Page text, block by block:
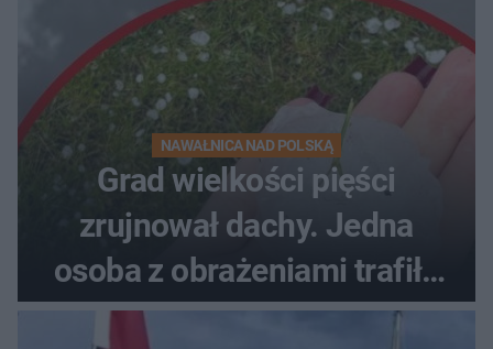
NAWAŁNICA NAD POLSKĄ
Grad wielkości pięści
zrujnował dachy. Jedna
osoba z obrażeniami trafiła
do szpitala